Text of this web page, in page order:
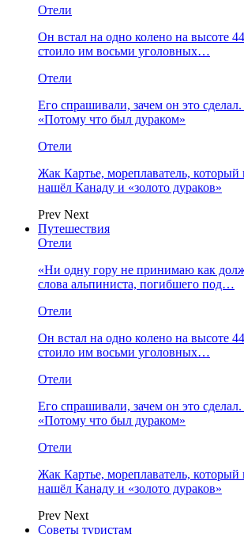
Отели
Он встал на одно колено на высоте
стоило им восьми уголовных…
Отели
Его спрашивали, зачем он это
«Потому что был дураком»
Отели
Жак Картье, мореплаватель, который
нашёл Канаду и «золото дураков»
Prev Next
Путешествия
Отели
«Ни одну гору не принимаю как
слова альпиниста, погибшего под…
Отели
Он встал на одно колено на высоте
стоило им восьми уголовных…
Отели
Его спрашивали, зачем он это
«Потому что был дураком»
Отели
Жак Картье, мореплаватель, который
нашёл Канаду и «золото дураков»
Prev Next
Советы туристам